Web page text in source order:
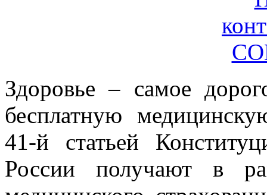
Здоровье – самое
бесплатную
41-й статьей
России получают в